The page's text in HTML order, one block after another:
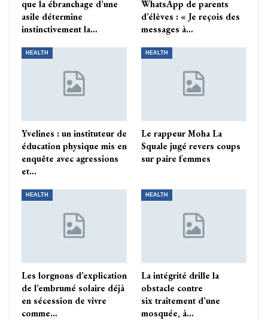
que la ébranchage d’une
asile détermine
instinctivement la…
WhatsApp de parents
d’élèves : « Je reçois des
messages à…
HEALTH
Yvelines : un instituteur de
éducation physique mis en
enquête avec agressions
et…
HEALTH
Le rappeur Moha La
Squale jugé revers coups
sur paire femmes
HEALTH
Les lorgnons d’explication
de l’embrumé solaire déjà
en sécession de vivre
comme…
HEALTH
La intégrité drille la
obstacle contre
six traitement d’une
mosquée, à…